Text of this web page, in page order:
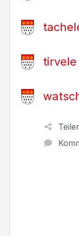
tirvele